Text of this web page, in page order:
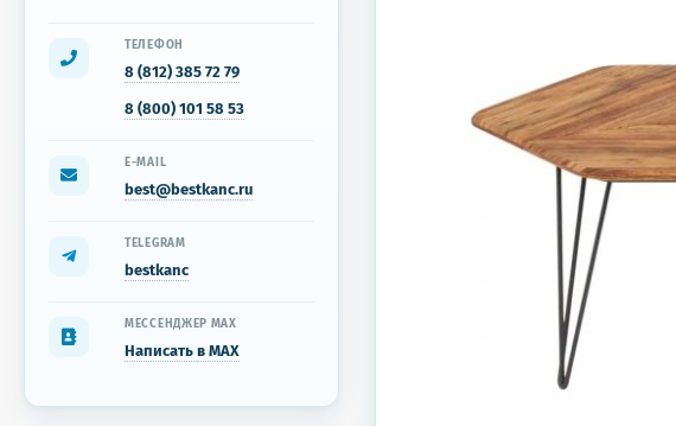
ТЕЛЕФОН
8 (812) 385 72 79
8 (800) 101 58 53
E-MAIL
best@bestkanc.ru
TELEGRAM
bestkanc
МЕССЕНДЖЕР MAX
Написать в MAX